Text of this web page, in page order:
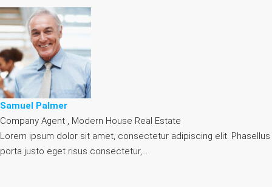
Samuel Palmer
Company Agent , Modern House Real Estate
Lorem ipsum dolor sit amet, consectetur adipiscing elit. Phasellus
porta justo eget risus consectetur,…